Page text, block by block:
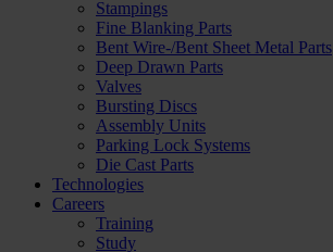
Stampings
Fine Blanking Parts
Bent Wire-/Bent Sheet Metal Parts
Deep Drawn Parts
Valves
Bursting Discs
Assembly Units
Parking Lock Systems
Die Cast Parts
Technologies
Careers
Training
Study